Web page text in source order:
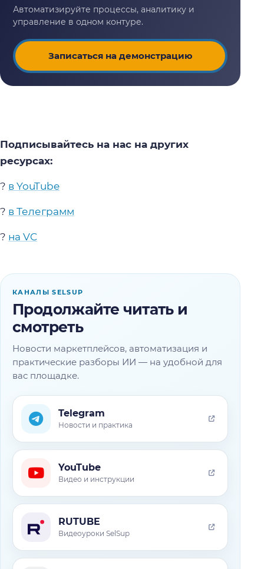
Записаться на демонстрацию
Подписывайтесь на нас на других
ресурсах:
? в YouTube
? в Телеграмм
? на VC
КАНАЛЫ SELSUP
Продолжайте читать и
смотреть
Новости маркетплейсов, автоматизация и
практические разборы ИИ — на удобной для
вас площадке.
Telegram
Новости и практика
YouTube
Видео и инструкции
RUTUBE
Видеоуроки SelSup